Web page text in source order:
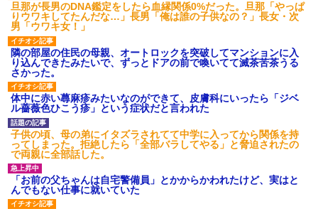
旦那が長男のDNA鑑定をしたら血縁関係0%だった。旦那「やっぱ
りウワキしてたんだな…」長男「俺は誰の子供なの？」長女・次
男「ウワキ女！」
隣の部屋の住民の母親、オートロックを突破してマンションに入
り込んできたみたいで、ずっとドアの前で喚いてて滅茶苦茶うる
さかった。
体中に赤い蕁麻疹みたいなのができて、皮膚科にいったら「ジベ
ル薔薇色ひこう疹」という症状だと言われた
子供の頃、母の弟にイタズラされてて中学に入ってから関係を持
ってしまった。拒絶したら「全部バラしてやる」と脅迫されたの
で両親に全部話した。
「お前の父ちゃんは自宅警備員」とかからかわれたけど、実はと
んでもない仕事に就いていた